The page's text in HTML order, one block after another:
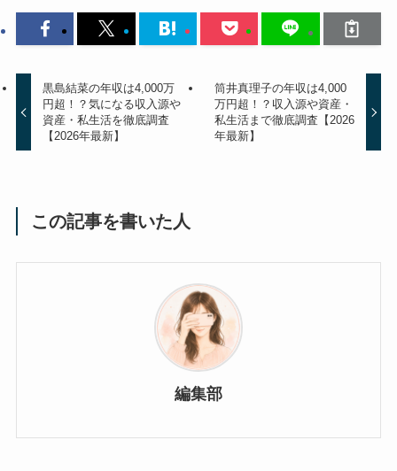
黒島結菜の年収は4,000万
円超！？気になる収入源や
資産・私生活を徹底調査
【2026年最新】
筒井真理子の年収は4,000
万円超！？収入源や資産・
私生活まで徹底調査【2026
年最新】
この記事を書いた人
編集部